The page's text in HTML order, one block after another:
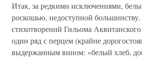
Итак, за редкими исключениями,
роскошью, недоступной
стихотворений Гильома
один ряд с перцем (крайне
выдержанным вином: «белый хлеб,